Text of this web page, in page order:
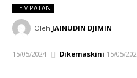
TEMPATAN
Oleh JAINUDIN DJIMIN
15/05/2024 Dikemaskini 15/05/